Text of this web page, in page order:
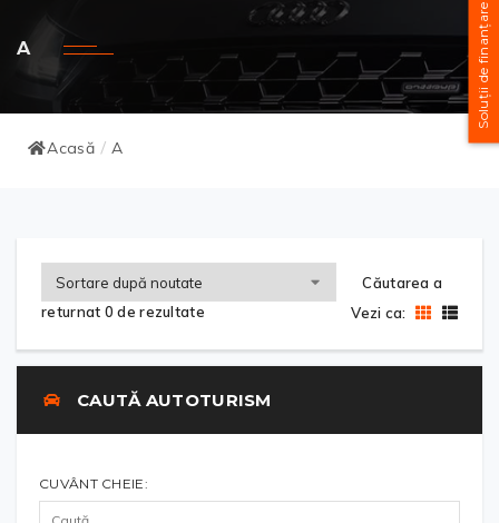
A
Acasă / A
Căutarea a
returnat 0 de rezultate
Vezi ca:
CAUTĂ AUTOTURISM
CUVÂNT CHEIE:
Soluții de finanțare